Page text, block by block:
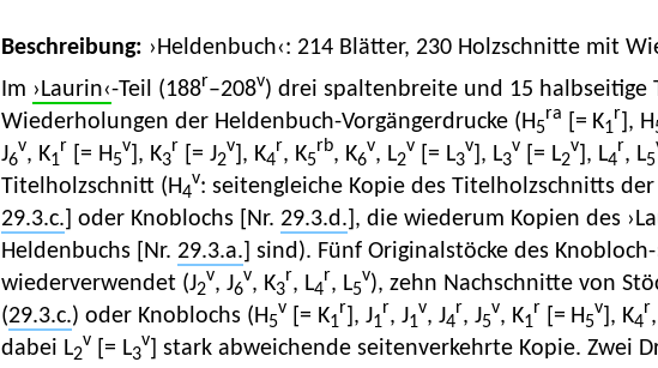
Beschreibung: ›Heldenbuch‹: 214 Blätter, 230 Holzschnitte mit
Im ›Laurin‹-Teil (188r–208v) drei spaltenbreite und 15 halbseitige
Wiederholungen der Heldenbuch-Vorgängerdrucke (H5
ra [= K1
r ], H
J6
v, K1
r [= H5
v ], K3
r [= J2
v ], K4
r, K5
rb, K6
v, L2
v [= L3
v ], L3
v [= L2
v ], L4
r, L5
Titelholzschnitt (H4
v: seitengleiche Kopie des Titelholzschnitts der
29.3.c. ] oder Knoblochs [Nr. 29.3.d. ], die wiederum Kopien des
Heldenbuchs [Nr. 29.3.a. ] sind). Fünf Originalstöcke des Knobloch-
wiederverwendet (J2
v, J6
v, K3
r, L4
r, L5
v), zehn Nachschnitte von
(29.3.c.) oder Knoblochs (H5
v [= K1
r ], J1
r, J1
v, J4
r, J5
v, K1
r [= H5
v ], K4
r
dabei L2
v [= L3
v
] stark abweichende seitenverkehrte Kopie. Zwei